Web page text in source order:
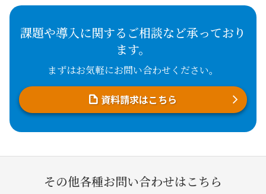
課題や導入に関するご相談など承っており
ます。
まずはお気軽にお問い合わせください。
資料請求はこちら
その他各種お問い合わせはこちら